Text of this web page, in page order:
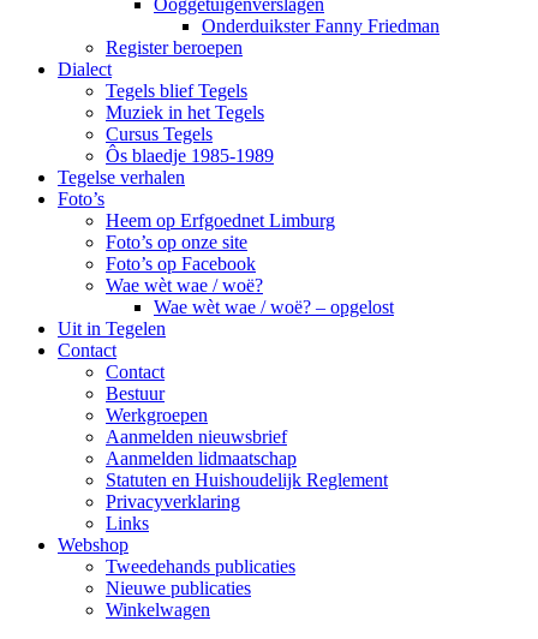
Ooggetuigenverslagen
Onderduikster Fanny Friedman
Register beroepen
Dialect
Tegels blief Tegels
Muziek in het Tegels
Cursus Tegels
Ôs blaedje 1985-1989
Tegelse verhalen
Foto’s
Heem op Erfgoednet Limburg
Foto’s op onze site
Foto’s op Facebook
Wae wèt wae / woë?
Wae wèt wae / woë? – opgelost
Uit in Tegelen
Contact
Contact
Bestuur
Werkgroepen
Aanmelden nieuwsbrief
Aanmelden lidmaatschap
Statuten en Huishoudelijk Reglement
Privacyverklaring
Links
Webshop
Tweedehands publicaties
Nieuwe publicaties
Winkelwagen